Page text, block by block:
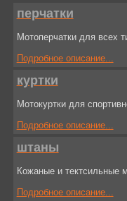
перчатки
Мотоперчатки для всех
Подробное описание...
куртки
Мотокуртки для
Подробное описание...
штаны
Кожаные и тектсильные
Подробное описание...